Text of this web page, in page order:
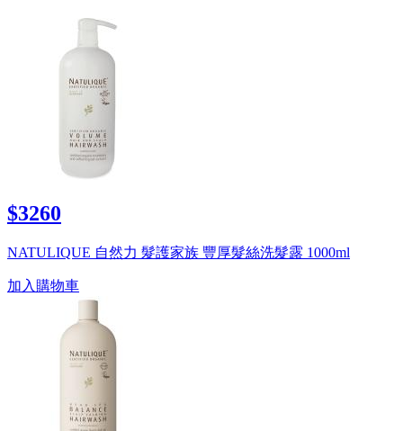
$3260
NATULIQUE 自然力 髮護家族 豐厚髮絲洗髮露 1000ml
加入購物車